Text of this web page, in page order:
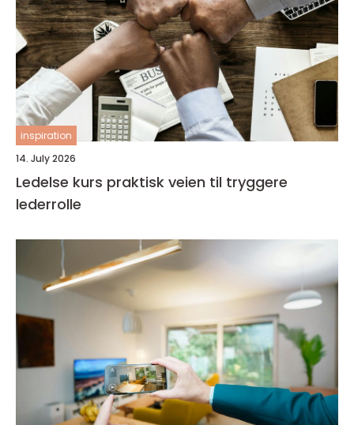
inspiration
14. July 2026
Ledelse kurs praktisk veien til tryggere
lederrolle